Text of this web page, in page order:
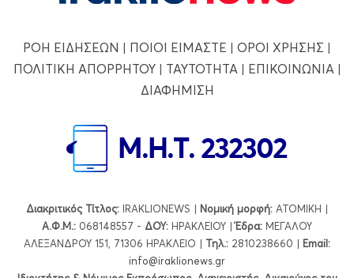
ΡΟΗ ΕΙΔΗΣΕΩΝ | ΠΟΙΟΙ ΕΙΜΑΣΤΕ | ΟΡΟΙ ΧΡΗΣΗΣ |
ΠΟΛΙΤΙΚΗ ΑΠΟΡΡΗΤΟΥ| ΤΑΥΤΟΤΗΤΑ| ΕΠΙΚΟΙΝΩΝΙΑ|
ΔΙΑΦΗΜΙΣΗ
Διακριτικός Τίτλος: IRAKLIONEWS | Νομική μορφή: ΑΤΟΜΙΚΗ |
Α.Φ.Μ.: 068148557 - ΔΟΥ: ΗΡΑΚΛΕΙΟΥ |Έδρα: ΜΕΓΑΛΟΥ
ΑΛΕΞΑΝΔΡΟΥ 151, 71306 ΗΡΑΚΛΕΙΟ | Τηλ.: 2810238660 | Εmail:
info@iraklionews.gr